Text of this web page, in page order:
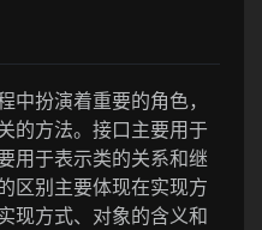
扮演着重要的角色，
的方法。接口主要用于
用于表示类的关系和继
区别主要体现在实现方
现方式、对象的含义和